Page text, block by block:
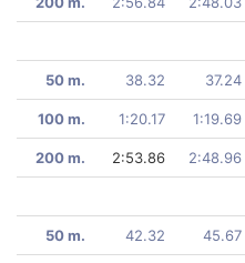
50 m. 38.32 37.24
100 m. 1:20.17 1:19.69
200 m. 2:53.86 2:48.96
50 m. 42.32 45.67